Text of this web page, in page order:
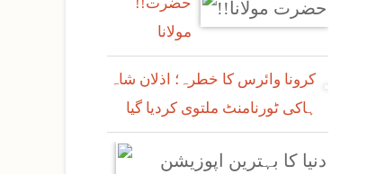
مولانا
کرونا وائرس کا خطرہ؛ اذلان شاہ
ہاکی ٹورنامنٹ ملتوی کردیا گیا